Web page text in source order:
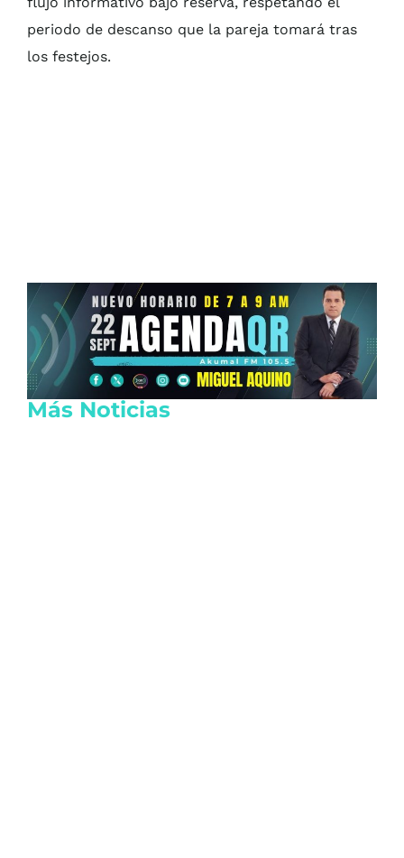
periodo de descanso que la pareja tomará tras
los festejos.
Más Noticias